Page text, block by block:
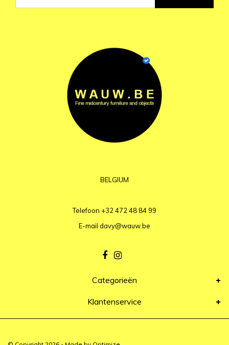
BELGIUM
Telefoon +32 472 48 84 99
E-mail davy@wauw.be
Categorieën
Klantenservice